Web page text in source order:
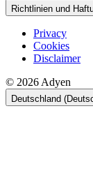
Richtlinien und
Privacy
Cookies
Disclaimer
© 2026 Adyen
Deutschland